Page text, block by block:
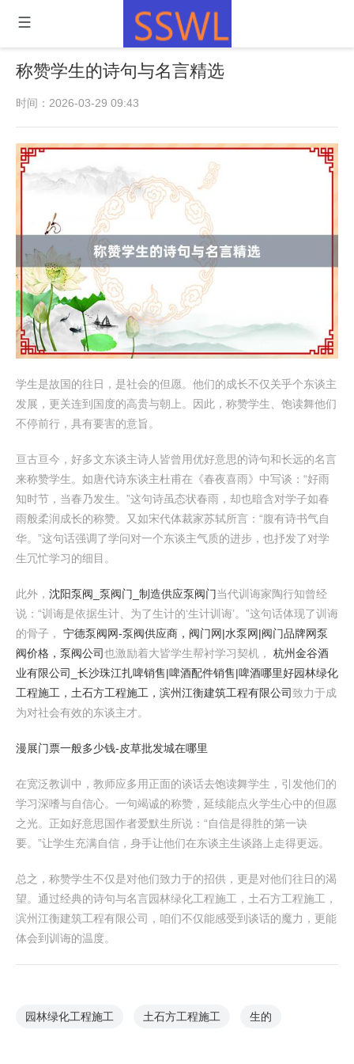
称赞学生的诗句与名言精选
时间：2026-03-29 09:43
学生是故国的往日，是社会的但愿。他们的成长不仅关乎个东谈主
发展，更关连到国度的高贵与朝上。因此，称赞学生、饱读舞他们
不停前行，具有要害的意旨。
亘古亘今，好多文东谈主诗人皆曾用优好意思的诗句和长远的名言
来称赞学生。如唐代诗东谈主杜甫在《春夜喜雨》中写谈：“好雨
知时节，当春乃发生。”这句诗虽态状春雨，却也暗含对学子如春
雨般柔润成长的称赞。又如宋代体裁家苏轼所言：“腹有诗书气自
华。”这句话强调了学问对一个东谈主气质的进步，也抒发了对学
生冗忙学习的细目。
此外， 沈阳泵阀_泵阀门_制造供应泵阀门当代训诲家陶行知曾经
说：“训诲是依据生计、为了生计的‘生计训诲’。”这句话体现了训诲
的骨子， 宁德泵阀网-泵阀供应商，阀门网|水泵网|阀门品牌网泵
阀价格，泵阀公司也激励着大皆学生帮衬学习契机， 杭州金谷酒
业有限公司_长沙珠江扎啤销售|啤酒配件销售|啤酒哪里好园林绿化
工程施工，土石方工程施工，滨州江衡建筑工程有限公司致力于成
为对社会有效的东谈主才。
漫展门票一般多少钱-皮草批发城在哪里
在宽泛教训中，教师应多用正面的谈话去饱读舞学生，引发他们的
学习深嗜与自信心。一句竭诚的称赞，延续能点火学生心中的但愿
之光。正如好意思国作者爱默生所说：“自信是得胜的第一诀
要。”让学生充满自信，身手让他们在东谈主生谈路上走得更远。
总之，称赞学生不仅是对他们致力于的招供，更是对他们往日的渴
望。通过经典的诗句与名言园林绿化工程施工，土石方工程施工，
滨州江衡建筑工程有限公司，咱们不仅能感受到谈话的魔力，更能
体会到训诲的温度。
园林绿化工程施工 土石方工程施工 生的